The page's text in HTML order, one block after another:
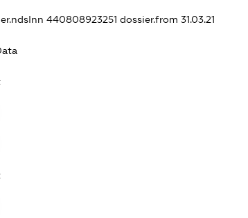
440808923251 dossier.from 31.03.21